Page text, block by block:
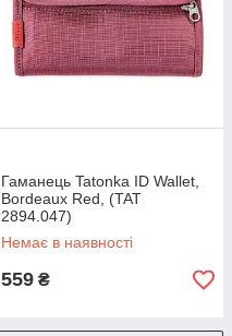
Гаманець Tatonka ID Wallet,
Bordeaux Red, (TAT
2894.047)
Немає в наявності
559 ₴